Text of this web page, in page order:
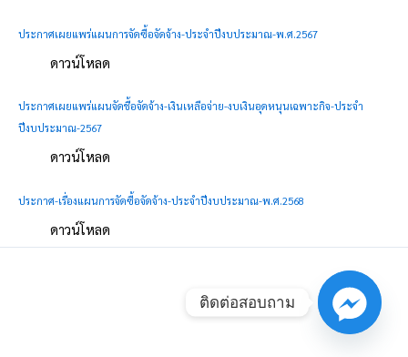
ประกาศเผยแพร่แผนการจัดซื้อจัดจ้าง-ประจำปีงบประมาณ-พ.ศ.2567
ดาวน์โหลด
ประกาศเผยแพร่แผนจัดชื้อจัดจ้าง-เงินเหลือจ่าย-งบเงินอุดหนุนเฉพาะกิจ-ประจำ
ปีงบประมาณ-2567
ดาวน์โหลด
ประกาศ-เรื่องแผนการจัดซื้อจัดจ้าง-ประจำปีงบประมาณ-พ.ศ.2568
ดาวน์โหลด
ติดต่อสอบถาม